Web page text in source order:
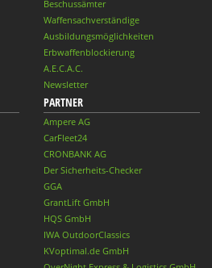
Beschussämter
Waffensachverständige
Ausbildungsmöglichkeiten
Erbwaffenblockierung
A.E.C.A.C.
Newsletter
PARTNER
Ampere AG
CarFleet24
CRONBANK AG
Der Sicherheits-Checker
GGA
GrantLift GmbH
HQS GmbH
IWA OutdoorClassics
KVoptimal.de GmbH